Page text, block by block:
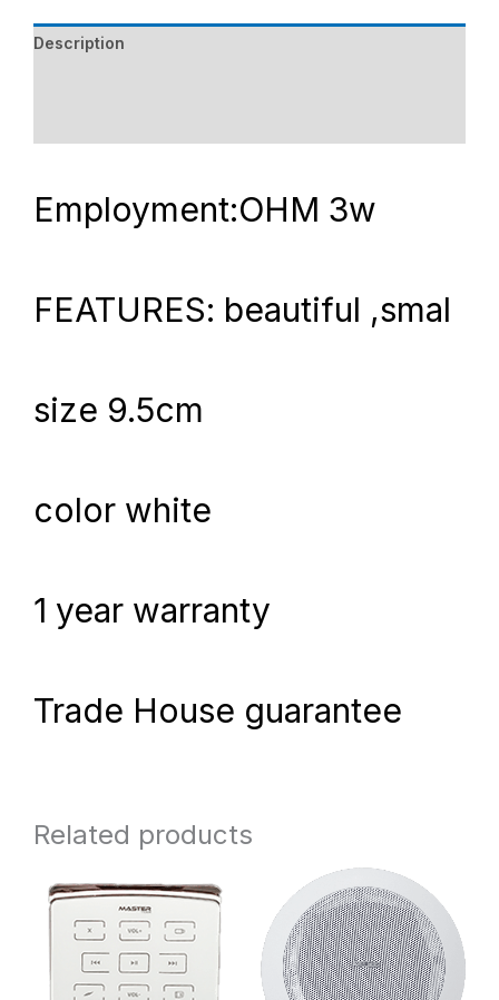
Description
Employment:OHM 3w
FEATURES: beautiful ,smal
size 9.5cm
color white
1 year warranty
Trade House guarantee
Related products